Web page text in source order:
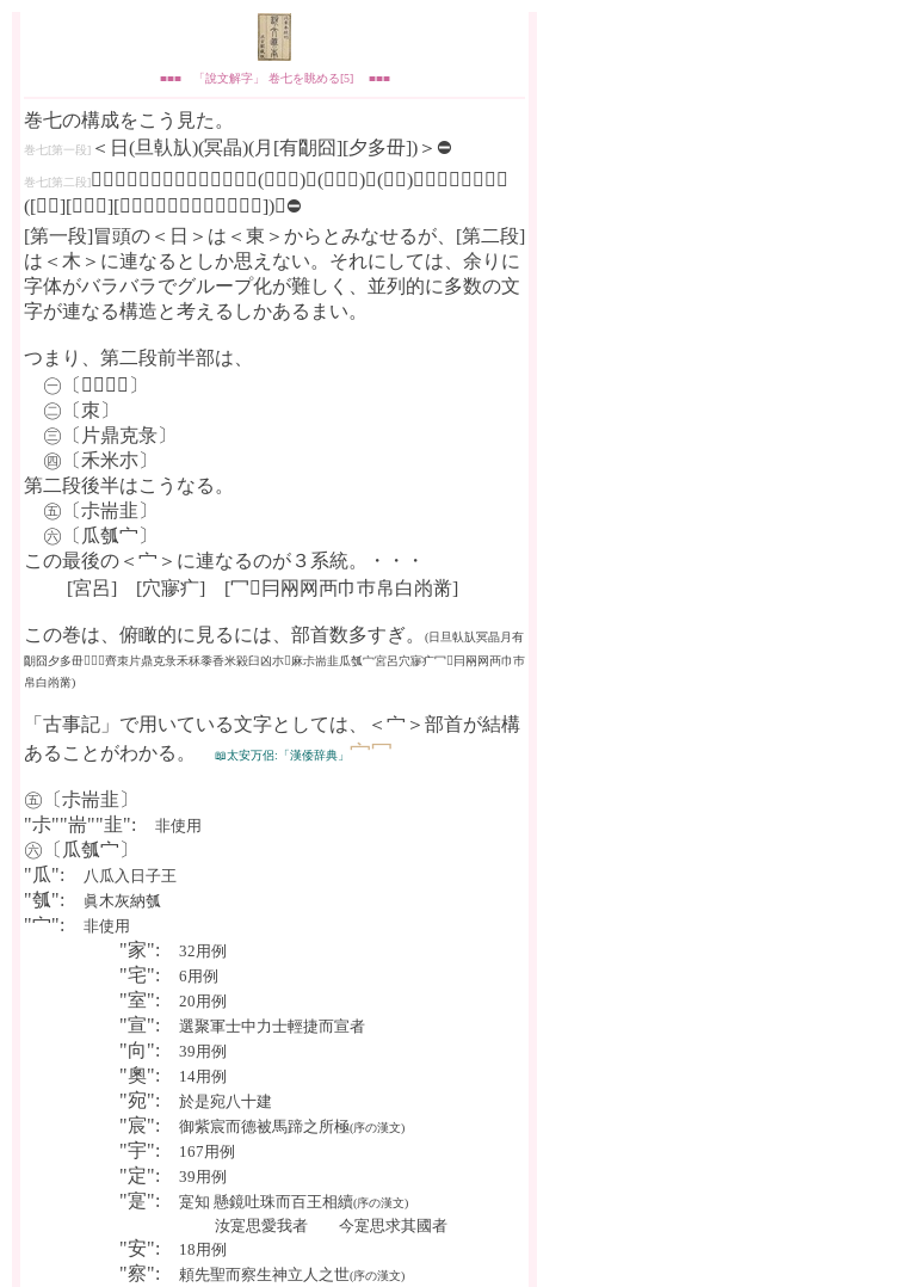
■■■ 「說文解字」 卷七を眺める[5] ■■■
巻七の構成をこう見た。
巻七[第一段] ＜日(旦倝㫃)(冥晶)(月[有朙囧][夕多毌])＞⛔
巻七[第二段]＜𢎘𣐺𠧪齊・朿・片鼎克彔・禾(秝黍香)米(毇臼凶)朩(𣏟麻)・尗耑韭・瓜瓠宀
([宮呂][穴㝱疒][冖𠔼冃㒳网襾巾巿帛白㡀黹])＞⛔
[第一段]冒頭の＜日＞は＜東＞からとみなせるが、[第二段]
は＜木＞に連なるとしか思えない。それにしては、余りに
字体がバラバラでグループ化が難しく、並列的に多数の文
字が連なる構造と考えるしかあるまい。
つまり、第二段前半部は、
㊀〔𢎘𣐺𠧪齊〕
㊁〔朿〕
㊂〔片鼎克彔〕
㊃〔禾米朩〕
第二段後半はこうなる。
㊄〔尗耑韭〕
㊅〔瓜瓠宀〕
この最後の＜宀＞に連なるのが３系統。・・・
[宮呂] [穴㝱疒] [冖𠔼冃㒳网襾巾巿帛白㡀黹]
この巻は、俯瞰的に見るには、部首数多すぎ。
(日旦倝㫃冥晶月有
朙囧夕多毌𢎘𣐺𠧪齊朿片鼎克彔禾秝黍香米毇臼凶朩𣏟麻尗耑韭瓜瓠宀宮呂穴㝱疒冖𠔼冃㒳网襾巾巿
帛白㡀黹)
「古事記」で用いている文字としては、＜宀＞部首が結構
あることがわかる。
📖太安万侶:「漢倭辞典」 宀冖
㊄〔尗耑韭〕
"尗""耑""韭": 非使用
㊅〔瓜瓠宀〕
"瓜":
八瓜入日子王
"瓠": 眞木灰納瓠
"宀": 非使用
"家": 32用例
"宅": 6用例
"室": 20用例
"宣": 選聚軍士中力士輕捷而宣者
"向": 39用例
"奧": 14用例
"宛": 於是宛八十建
"宸": 御紫宸而德被馬蹄之所極(序の漢文)
"宇": 167用例
"定": 39用例
"寔": 寔知 懸鏡吐珠而百王相續(序の漢文)
汝寔思愛我者 今寔思求其國者
"安": 18用例
"察": 頼先聖而察生神立人之世(序の漢文)